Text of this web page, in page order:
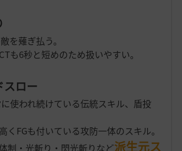
を薙ぎ払う。
も6秒と短めのため扱いやすい。
スロー
使われ続けている伝統スキル、盾投
くFGも付いている攻防一体のスキル。
制・光斬り・閃光斬りなど派生元ス